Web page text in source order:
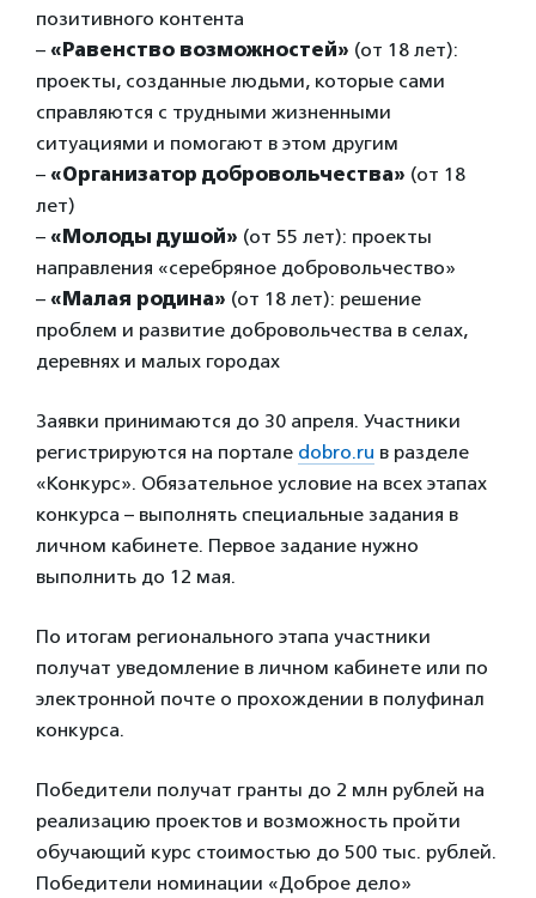
позитивного контента
– «Равенство возможностей» (от 18 лет):
проекты, созданные людьми, которые сами
справляются с трудными жизненными
ситуациями и помогают в этом другим
– «Организатор добровольчества» (от 18
лет)
– «Молоды душой» (от 55 лет): проекты
направления «серебряное добровольчество»
– «Малая родина» (от 18 лет): решение
проблем и развитие добровольчества в селах,
деревнях и малых городах
Заявки принимаются до 30 апреля. Участники
регистрируются на портале dobro.ru в разделе
«Конкурс». Обязательное условие на всех этапах
конкурса – выполнять специальные задания в
личном кабинете. Первое задание нужно
выполнить до 12 мая.
По итогам регионального этапа участники
получат уведомление в личном кабинете или по
электронной почте о прохождении в полуфинал
конкурса.
Победители получат гранты до 2 млн рублей на
реализацию проектов и возможность пройти
обучающий курс стоимостью до 500 тыс. рублей.
Победители номинации «Доброе дело»